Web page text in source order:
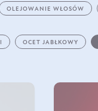
OLEJOWANIE WŁOSÓW
OCET JABŁKOWY